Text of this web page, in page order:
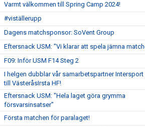
Varmt välkommen till Spring Camp 2024!
#viställerupp
Dagens matchsponsor: SoVent Group
Eftersnack USM: "Vi klarar att spela jämna
F09: Inför USM F14 Steg 2
I helgen dubblar vår samarbetspartner
till VästeråsIrsta HF!
Eftersnack USM: "Hela laget göra grymma
försvarsinsatser"
Första matchen för paralaget!